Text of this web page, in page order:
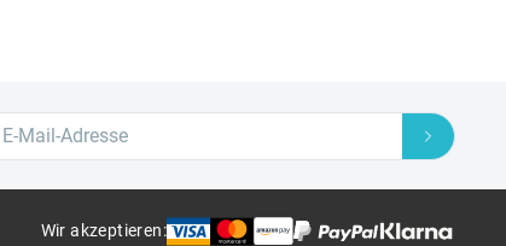
Wir akzeptieren: